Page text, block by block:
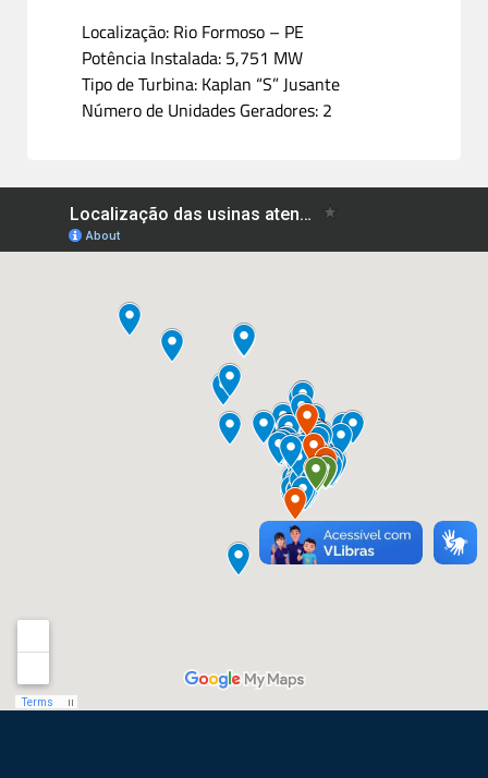
Localização: Rio Formoso – PE
Potência Instalada: 5,751 MW
Tipo de Turbina: Kaplan “S” Jusante
Número de Unidades Geradores: 2